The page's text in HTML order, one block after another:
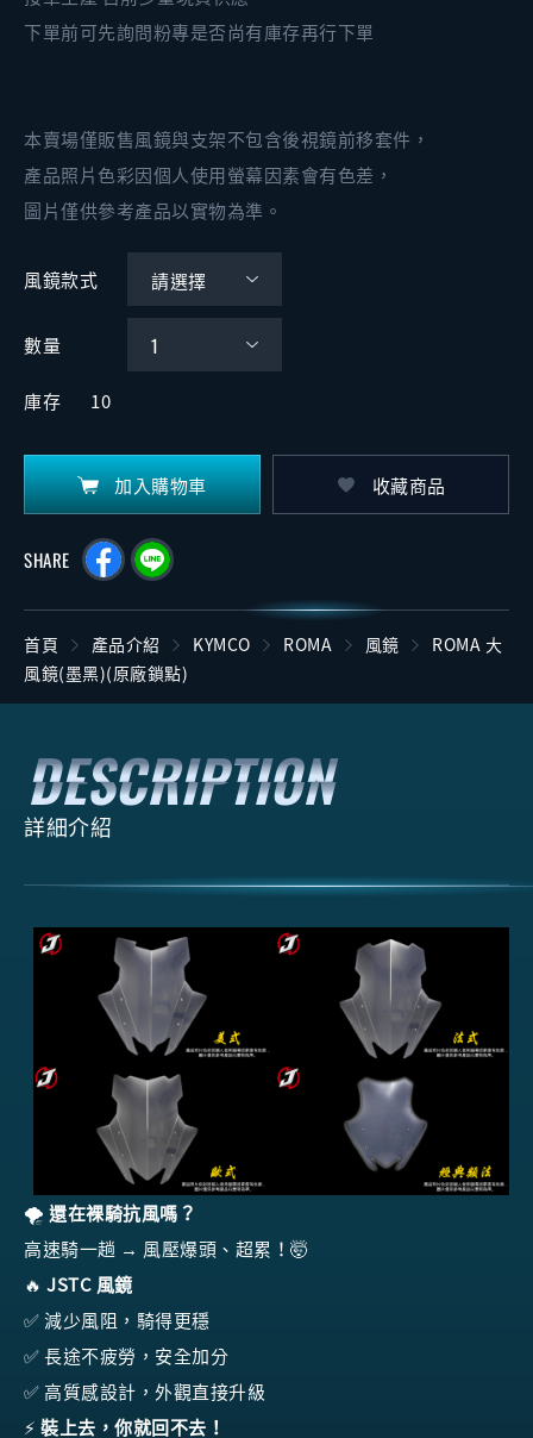
下單前可先詢問粉專是否尚有庫存再行下單
本賣場僅販售風鏡與支架不包含後視鏡前移套件，
產品照片色彩因個人使用螢幕因素會有色差，
圖片僅供參考產品以實物為準。
風鏡款式
數量
庫存 10
加入購物車 收藏商品
SHARE
首頁 產品介紹 KYMCO ROMA 風鏡
ROMA 大
風鏡(墨黑)(原廠鎖點)
詳細介紹
🌪️ 還在裸騎抗風嗎？
高速騎一趟 → 風壓爆頭、超累！🤯
🔥 JSTC 風鏡
✅ 減少風阻，騎得更穩
✅ 長途不疲勞，安全加分
✅ 高質感設計，外觀直接升級
⚡ 裝上去，你就回不去！